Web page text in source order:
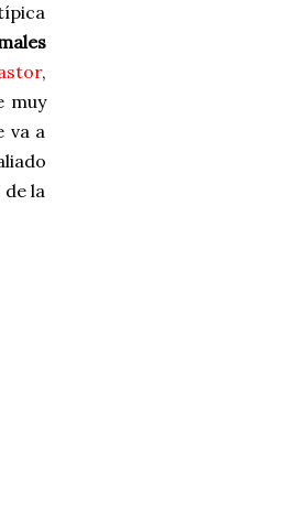
,
muy
va a
la